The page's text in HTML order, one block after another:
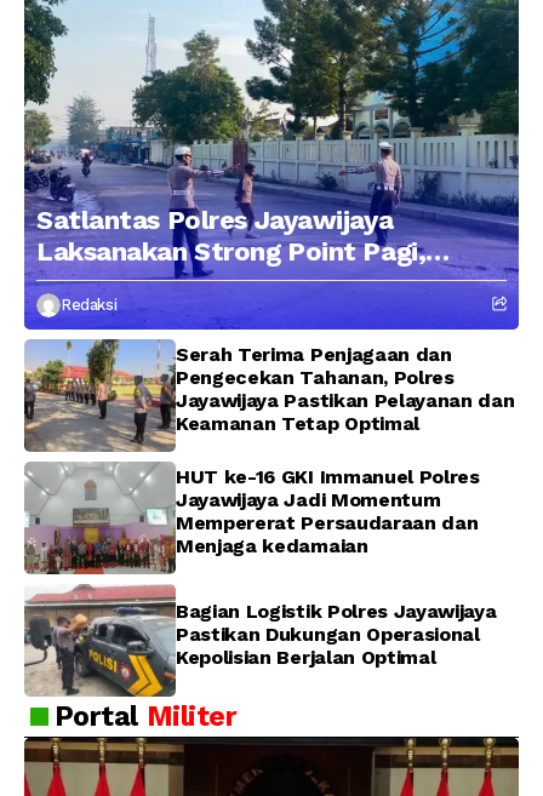
Satlantas Polres Jayawijaya
Laksanakan Strong Point Pagi,
Edukasi Pengendara dengan
Pendekatan Humanis
Redaksi
Serah Terima Penjagaan dan
Pengecekan Tahanan, Polres
Jayawijaya Pastikan Pelayanan dan
Keamanan Tetap Optimal
HUT ke-16 GKI Immanuel Polres
Jayawijaya Jadi Momentum
Mempererat Persaudaraan dan
Menjaga kedamaian
Bagian Logistik Polres Jayawijaya
Pastikan Dukungan Operasional
Kepolisian Berjalan Optimal
Portal Militer